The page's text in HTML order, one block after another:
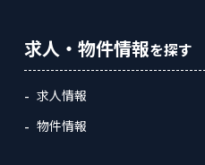
求人・物件情報を探す
求人情報
物件情報